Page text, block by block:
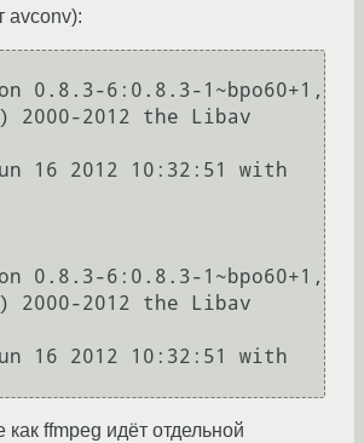
avconv):
0.8.3-6:0.8.3-1~bpo60+1,
2000-2012 the Libav
0.8.3-6:0.8.3-1~bpo60+1,
2000-2012 the Libav
ffmpeg идёт отдельной